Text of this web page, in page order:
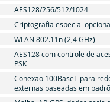
AES128/256/512/1024
Criptografia especial
WLAN 802.11n (2,4 GHz)
AES128 com controle de
PSK
Conexão 100BaseT para
externas baseadas em